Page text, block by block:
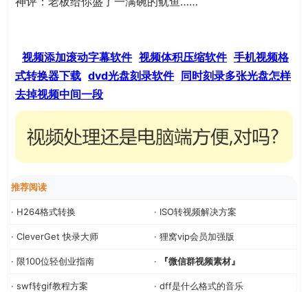
视频添加滚动字幕软件 视频体积压缩软件 手机视频格
式转换器下载 dvd光盘刻录软件 同时刻录多张光盘怎样
去掉视频中间一段
推荐阅读
· H264格式转换 · ISO转视频解决方案
· CleverGet 快录大师 · 狸窝vip会员加强版
· 限100位轻创业指南 · 『微信群视频素材』
· swf转gif教程方案 · dff是什么格式的音乐